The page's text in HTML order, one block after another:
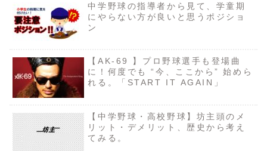
中学野球の指導者から見て、学童期
にやらない方が良いと思うポジショ
ン
【AK-69 】プロ野球選手も登場曲
に！何度でも “今、ここから” 始めら
れる。「START IT AGAIN」
【中学野球・高校野球】坊主頭のメ
リット・デメリット、歴史から考え
てみる。